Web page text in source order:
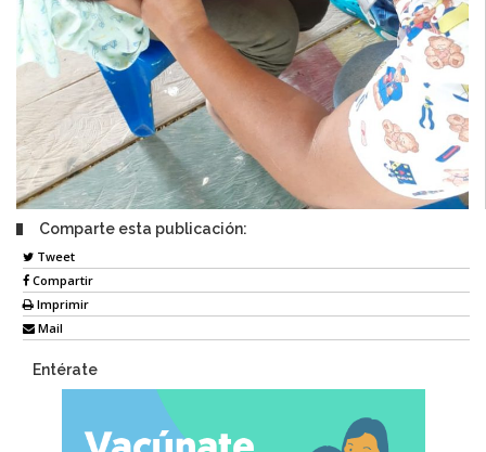
Comparte esta publicación:
Tweet
Compartir
Imprimir
Mail
Entérate